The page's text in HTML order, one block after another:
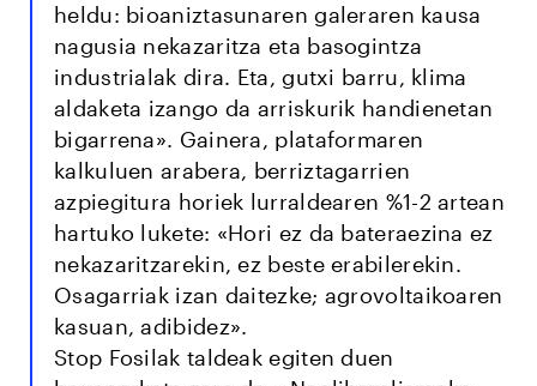
heldu: bioaniztasunaren galeraren kausa
nagusia nekazaritza eta basogintza
industrialak dira. Eta, gutxi barru, klima
aldaketa izango da arriskurik handienetan
bigarrena». Gainera, plataformaren
kalkuluen arabera, berriztagarrien
azpiegitura horiek lurraldearen %1-2 artean
hartuko lukete: «Hori ez da bateraezina ez
nekazaritzarekin, ez beste erabilerekin.
Osagarriak izan daitezke; agrovoltaikoaren
kasuan, adibidez».
Stop Fosilak taldeak egiten duen